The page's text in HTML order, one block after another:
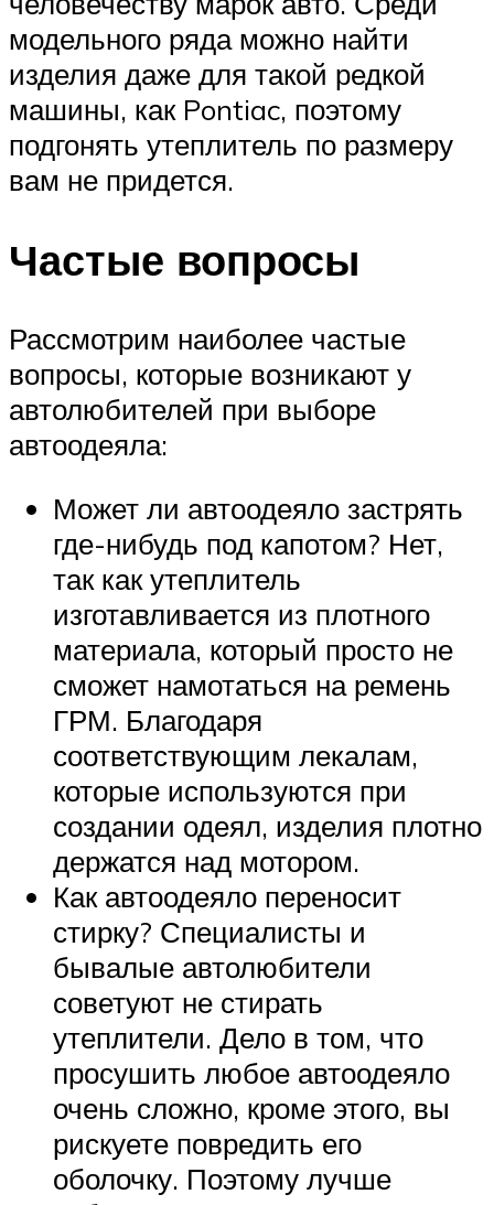
модельного ряда можно найти
изделия даже для такой редкой
машины, как Pontiac, поэтому
подгонять утеплитель по размеру
вам не придется.
Частые вопросы
Рассмотрим наиболее частые
вопросы, которые возникают у
автолюбителей при выборе
автоодеяла:
Может ли автоодеяло застрять
где-нибудь под капотом? Нет,
так как утеплитель
изготавливается из плотного
материала, который просто не
сможет намотаться на ремень
ГРМ. Благодаря
соответствующим лекалам,
которые используются при
создании одеял, изделия плотно
держатся над мотором.
Как автоодеяло переносит
стирку? Специалисты и
бывалые автолюбители
советуют не стирать
утеплители. Дело в том, что
просушить любое автоодеяло
очень сложно, кроме этого, вы
рискуете повредить его
оболочку. Поэтому лучше